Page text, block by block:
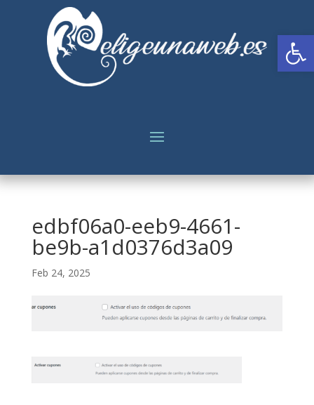
edbf06a0-eeb9-4661-
be9b-a1d0376d3a09
Feb 24, 2025